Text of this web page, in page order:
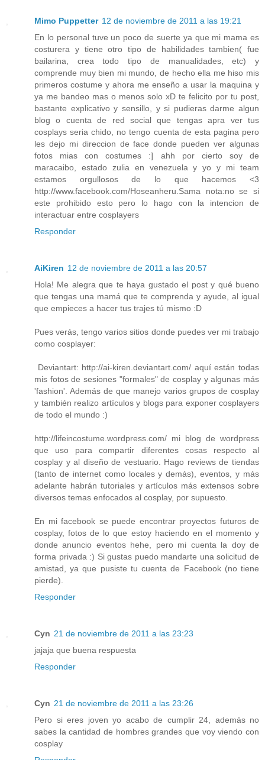
Mimo Puppetter 12 de noviembre de 2011 a las 19:21
En lo personal tuve un poco de suerte ya que mi mama es
costurera y tiene otro tipo de habilidades tambien( fue
bailarina, crea todo tipo de manualidades, etc) y
comprende muy bien mi mundo, de hecho ella me hiso mis
primeros costume y ahora me enseño a usar la maquina y
ya me bandeo mas o menos solo xD te felicito por tu post,
bastante explicativo y sensillo, y si pudieras darme algun
blog o cuenta de red social que tengas apra ver tus
cosplays seria chido, no tengo cuenta de esta pagina pero
les dejo mi direccion de face donde pueden ver algunas
fotos mias con costumes :] ahh por cierto soy de
maracaibo, estado zulia en venezuela y yo y mi team
estamos orgullosos de lo que hacemos <3
http://www.facebook.com/Hoseanheru.Sama nota:no se si
este prohibido esto pero lo hago con la intencion de
interactuar entre cosplayers
Responder
AiKiren 12 de noviembre de 2011 a las 20:57
Hola! Me alegra que te haya gustado el post y qué bueno
que tengas una mamá que te comprenda y ayude, al igual
que empieces a hacer tus trajes tú mismo :D
Pues verás, tengo varios sitios donde puedes ver mi trabajo
como cosplayer:
Deviantart: http://ai-kiren.deviantart.com/ aquí están todas
mis fotos de sesiones "formales" de cosplay y algunas más
'fashion'. Además de que manejo varios grupos de cosplay
y también realizo artículos y blogs para exponer cosplayers
de todo el mundo :)
http://lifeincostume.wordpress.com/ mi blog de wordpress
que uso para compartir diferentes cosas respecto al
cosplay y al diseño de vestuario. Hago reviews de tiendas
(tanto de internet como locales y demás), eventos, y más
adelante habrán tutoriales y artículos más extensos sobre
diversos temas enfocados al cosplay, por supuesto.
En mi facebook se puede encontrar proyectos futuros de
cosplay, fotos de lo que estoy haciendo en el momento y
donde anuncio eventos hehe, pero mi cuenta la doy de
forma privada :) Si gustas puedo mandarte una solicitud de
amistad, ya que pusiste tu cuenta de Facebook (no tiene
pierde).
Responder
Cyn 21 de noviembre de 2011 a las 23:23
jajaja que buena respuesta
Responder
Cyn 21 de noviembre de 2011 a las 23:26
Pero si eres joven yo acabo de cumplir 24, además no
sabes la cantidad de hombres grandes que voy viendo con
cosplay